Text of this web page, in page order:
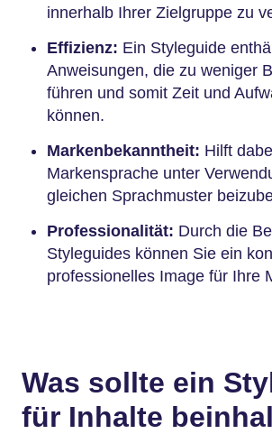
innerhalb Ihrer Zielgruppe zu
Effizienz: Ein Styleguide
Anweisungen, die zu weniger
führen und somit Zeit und
können.
Markenbekanntheit: Hilft
Markensprache unter
gleichen Sprachmuster
Professionalität: Durch die
Styleguides können Sie ein
professionelles Image für Ihre
Was sollte ein
für Inhalte